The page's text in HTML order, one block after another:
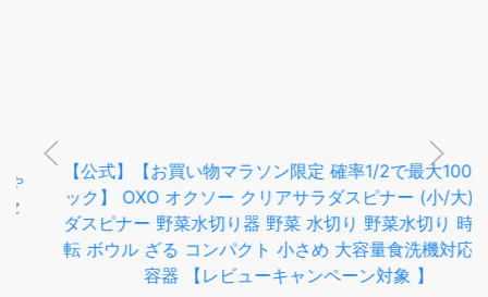
【公式】【お買い物マラソン限定 確率1/2で最大100%Pバ
ック】 OXO オクソー クリアサラダスピナー (小/大) サラ
ダスピナー 野菜水切り器 野菜 水切り 野菜水切り 時短 回
転 ボウル ざる コンパクト 小さめ 大容量食洗機対応 保存
容器 【レビューキャンペーン対象 】